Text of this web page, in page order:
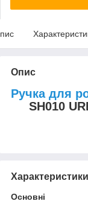
Опис
Ручка для
SH010
Характеристики
Основні